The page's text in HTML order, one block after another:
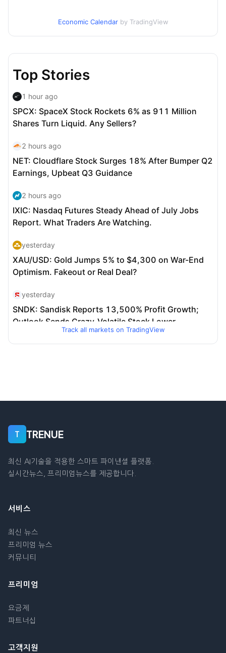
Economic Calendar by TradingView
Track all markets on TradingView
T TRENUE
최신 AI기술을 적용한 스마트 파이낸셜 플랫폼.
실시간뉴스, 프리미엄뉴스를 제공합니다.
서비스
최신 뉴스
프리미엄 뉴스
커뮤니티
프리미엄
요금제
파트너십
고객지원